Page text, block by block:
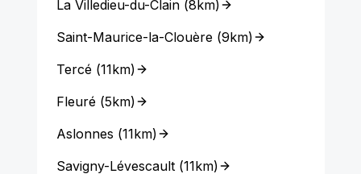
La Villedieu-du-Clain(8km)
Saint-Maurice-la-Clouère(9km)
Tercé(11km)
Fleuré(5km)
Aslonnes (11km)
Savigny-Lévescault(11km)